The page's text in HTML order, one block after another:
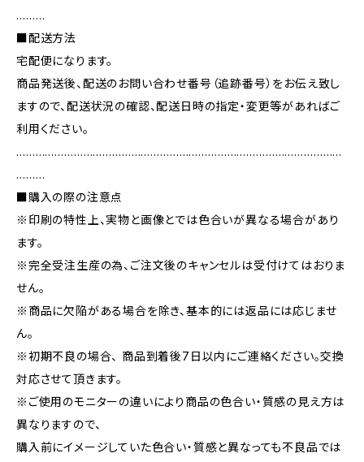
………
■配送方法
宅配便になります。
商品発送後、配送のお問い合わせ番号（追跡番号）をお伝え致し
ますので、配送状況の確認、配送日時の指定・変更等があればご
利用ください。
…………………………………………………………………………………………
………
■購入の際の注意点
※印刷の特性上、実物と画像とでは色合いが異なる場合があり
ます。
※完全受注生産の為、ご注文後のキャンセルは受付けてはおりま
せん。
※商品に欠陥がある場合を除き、基本的には返品には応じませ
ん。
※初期不良の場合、 商品到着後7日以内にご連絡ください。交換
対応させて頂きます。
※ご使用のモニターの違いにより商品の色合い・質感の見え方は
異なりますので、
購入前にイメージしていた色合い・質感と異なっても不良品では